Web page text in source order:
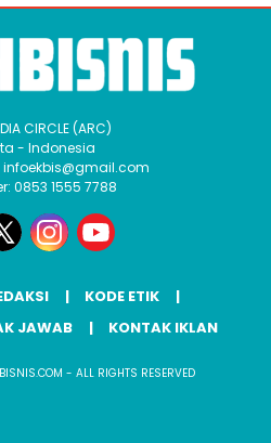
CIRCLE (ARC)
- Indonesia
infoekbis@gmail.com
0853 1555 7788
KODE ETIK
JAWAB KONTAK IKLAN
- ALL RIGHTS RESERVED